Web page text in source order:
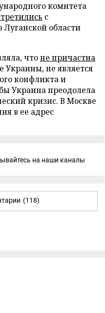
комитета
с
области
чтоне причастна
Украины, не является
конфликта и
Украина преодолела
кризис. В Москве
в ее адрес
на наши каналы
(118)